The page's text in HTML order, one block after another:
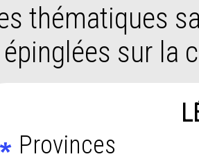
thématiques
sur la
Provinces